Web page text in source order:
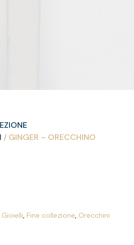
/ GINGER – ORECCHINO
, Fine collezione, Orecchini